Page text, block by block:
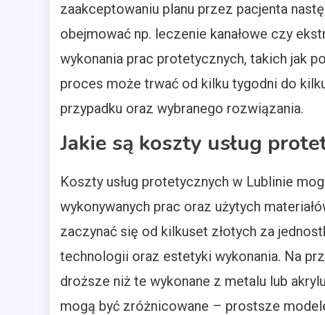
zaakceptowaniu planu przez pacjenta
obejmować np. leczenie kanałowe czy
wykonania prac protetycznych, takich jak
proces może trwać od kilku tygodni do
przypadku oraz wybranego rozwiązania.
Jakie są koszty usług
Koszty usług protetycznych w Lublinie
wykonywanych prac oraz użytych
zaczynać się od kilkuset złotych za
technologii oraz estetyki wykonania. Na
droższe niż te wykonane z metalu lub
mogą być zróżnicowane – prostsze